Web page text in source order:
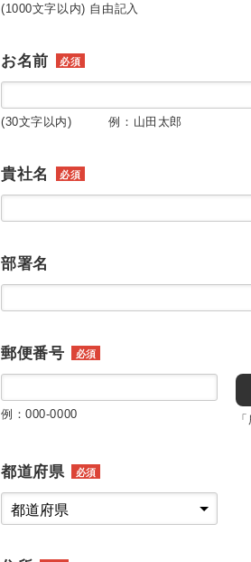
(1000文字以内) 自由記入
お名前 必須
(30文字以内) 例：山田太郎
貴社名 必須
部署名
郵便番号 必須
例：000-0000
都道府県 必須